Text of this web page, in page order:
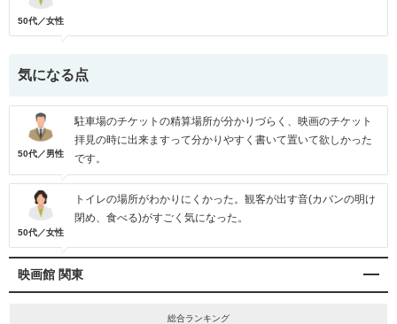
50代／女性
気になる点
50代／男性
駐車場のチケットの精算場所が分かりづらく、映画のチケット
拝見の時に出来ますって分かりやすく書いて置いて欲しかった
です。
50代／女性
トイレの場所がわかりにくかった。観客が出す音(カバンの明け
閉め、食べる)がすごく気になった。
映画館 関東
総合ランキング